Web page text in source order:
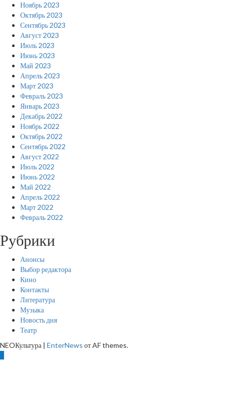
Ноябрь 2023
Октябрь 2023
Сентябрь 2023
Август 2023
Июль 2023
Июнь 2023
Май 2023
Апрель 2023
Март 2023
Февраль 2023
Январь 2023
Декабрь 2022
Ноябрь 2022
Октябрь 2022
Сентябрь 2022
Август 2022
Июль 2022
Июнь 2022
Май 2022
Апрель 2022
Март 2022
Февраль 2022
Рубрики
Анонсы
Выбор редактора
Кино
Контакты
Литература
Музыка
Новость дня
Театр
NEOКультура
EnterNews от AF themes.